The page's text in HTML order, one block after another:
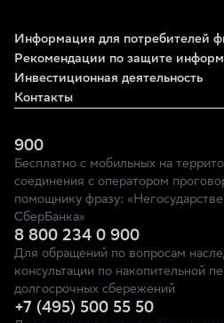
Информация для потребителей
Рекомендации по защите
Инвестиционная деятельность
Контакты
900
Бесплатно с мобильных на
соединения с оператором
помощнику фразу:
СберБанка»
8 800 234 0 900
Для обращений по вопросам
консультации по накопительной
долгосрочных сбережений
+7 (495) 500 55 50